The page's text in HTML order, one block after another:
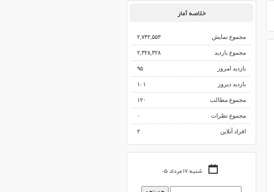
خلاصه آمار
مجموع نمایش‌ ۲,۷۴۲,۵۵۳
مجموع بازدید ۲,۳۲۸,۳۲۸
بازدید امروز ۹۵
بازدید دیروز ۱۰۱
مجموع مطالب ۱۲۰
مجموع نظرات ۰
افراد آنلاین ۲
شنبه ۱۷ مرداد ۰۵